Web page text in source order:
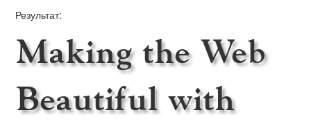
Результат:
Making the Web
Beautiful with